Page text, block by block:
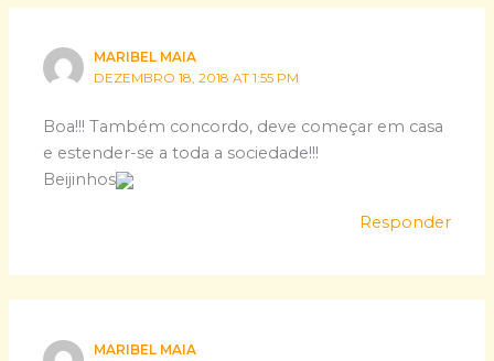
MARIBEL MAIA
DEZEMBRO 18, 2018 AT 1:55 PM
Boa!!! Também concordo, deve começar em casa
e estender-se a toda a sociedade!!!
Beijinhos
Responder
MARIBEL MAIA